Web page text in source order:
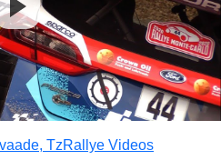
TzRallye Videos